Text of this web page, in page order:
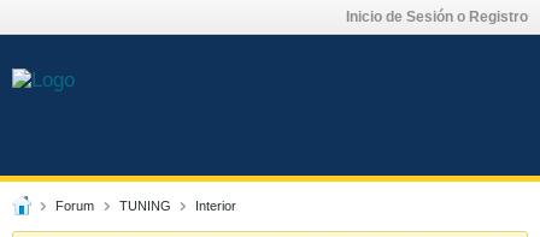
Inicio de Sesión o Registro
Forum TUNING Interior